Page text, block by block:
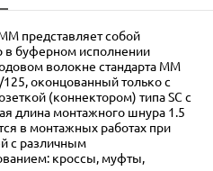
представляет собой
буферном исполнении
волокне стандарта ММ
оконцованный только с
(коннектором) типа SC с
длина монтажного шнура 1.5
в монтажных работах при
с различным
кроссы, муфты,